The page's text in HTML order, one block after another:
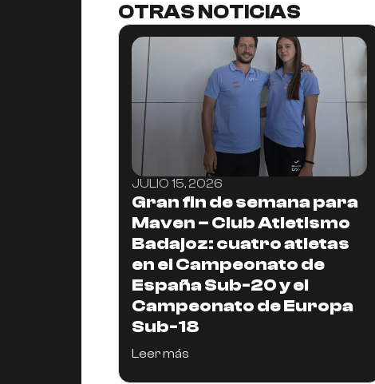
OTRAS NOTICIAS
JULIO 15, 2026
Gran fin de semana para
Maven – Club Atletismo
Badajoz: cuatro atletas
en el Campeonato de
España Sub-20 y el
Campeonato de Europa
Sub-18
Leer más